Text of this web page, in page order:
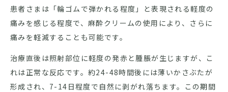
患者さまは「輪ゴムで弾かれる程度」と表現される軽度の
痛みを感じる程度で、麻酔クリームの使用により、さらに
痛みを軽減することも可能です。
治療直後は照射部位に軽度の発赤と腫脹が生じますが、こ
れは正常な反応です。約24-48時間後には薄いかさぶたが
形成され、7-14日程度で自然に剥がれ落ちます。この期間